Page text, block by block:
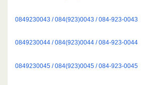
0849230043 / 084(923)0043 / 084-923-0043
0849230044 / 084(923)0044 / 084-923-0044
0849230045 / 084(923)0045 / 084-923-0045